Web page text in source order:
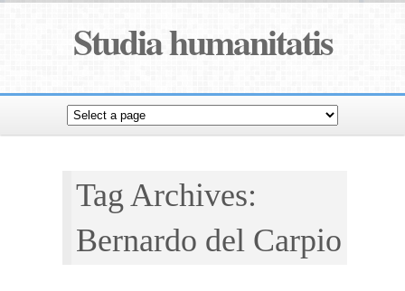
Studia humanitatis
Tag Archives:
Bernardo del Carpio